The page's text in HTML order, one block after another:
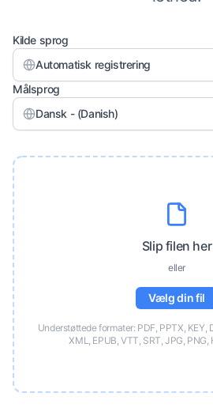
Kilde sprog
Automatisk registrering
Målsprog
Dansk - (Danish)
Slip filen her
eller
Vælg din fil
Understøttede formater: PDF, PPTX, KEY,
XML, EPUB, VTT, SRT, JPG, PNG,